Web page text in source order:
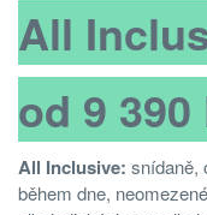
All
od 9 390
All Inclusive: snídaně,
během dne,